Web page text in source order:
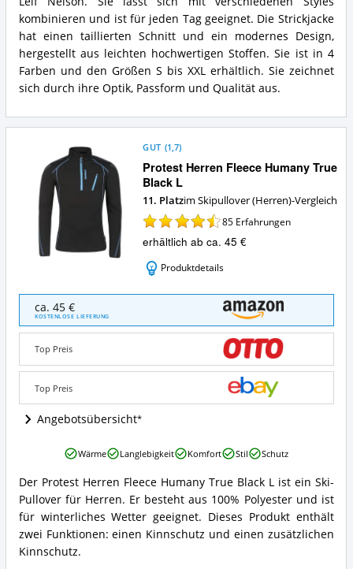
Strickjacke
Reissverschluss
Cardigan
Schwarze
Zusammenfassung:
Was
dieser
Skipullover
kombinieren und ist für jeden Tag geeignet. Die Strickjacke
hat einen taillierten Schnitt und ein modernes Design,
hergestellt aus leichten hochwertigen Stoffen. Sie ist in 4
Farben und den Größen S bis XXL erhältlich. Sie zeichnet
sich durch ihre Optik, Passform und Qualität aus.
Vorteile:
Was
spricht
für
diesen
Skipullover
Protest Herren Fleece Humany True
Black L
GUT (1,7)
11. Platzim Skipullover (Herren)-Vergleich
85 Erfahrungen
erhältlich ab ca. 45 €
Produktdetails
Herren
Fleece
Humany
True
Black
Angebote:
Wo
ist
Skipullover
erhältlich?
ca. 45 €
KOSTENLOSE LIEFERUNG
Top Preis
Top Preis
Angebotsübersicht
Protest
Herren
Fleece
Humany
True
Black
Der Protest Herren Fleece Humany True Black L ist ein Ski-
Pullover für Herren. Er besteht aus 100% Polyester und ist
für winterliches Wetter geeignet. Dieses Produkt enthält
zwei Funktionen: einen Kinnschutz und einen zusätzlichen
Kinnschutz.
Fleece
Humany
True
Black
L
Vorteile:
Wärme Langlebigkeit Komfort Stil Schutz